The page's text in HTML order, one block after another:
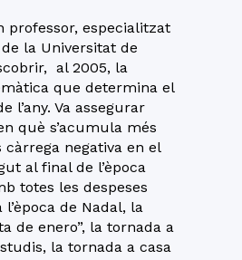
professor, especialitzat
la Universitat de
al 2005, la
que determina el
l’any. Va assegurar
què s’acumula més
càrrega negativa en el
al final de l’època
totes les despeses
de Nadal, la
de enero”, la tornada a
la tornada a casa